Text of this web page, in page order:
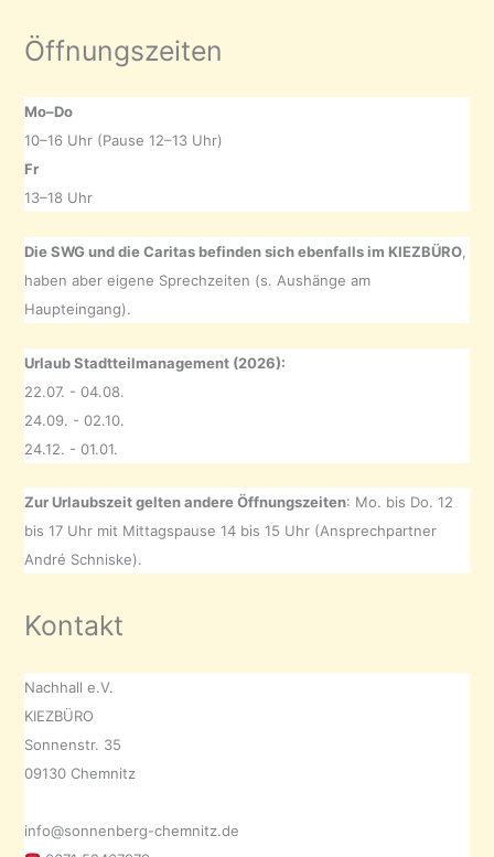
Öffnungszeiten
Mo–Do
10–16 Uhr (Pause 12–13 Uhr)
Fr
13–18 Uhr
Die SWG und die Caritas befinden sich ebenfalls im KIEZBÜRO
haben aber eigene Sprechzeiten (s. Aushänge am
Haupteingang).
Urlaub Stadtteilmanagement (2026):
22.07. - 04.08.
24.09. - 02.10.
24.12. - 01.01.
Zur Urlaubszeit gelten andere Öffnungszeiten: Mo. bis Do. 12
bis 17 Uhr mit Mittagspause 14 bis 15 Uhr (Ansprechpartner
André Schniske).
Kontakt
Nachhall e.V.
KIEZBÜRO
Sonnenstr. 35
09130 Chemnitz
info@sonnenberg-chemnitz.de